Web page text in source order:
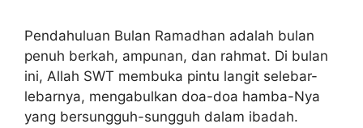
Pendahuluan Bulan Ramadhan adalah bulan
penuh berkah, ampunan, dan rahmat. Di bulan
ini, Allah SWT membuka pintu langit selebar-
lebarnya, mengabulkan doa-doa hamba-Nya
yang bersungguh-sungguh dalam ibadah.